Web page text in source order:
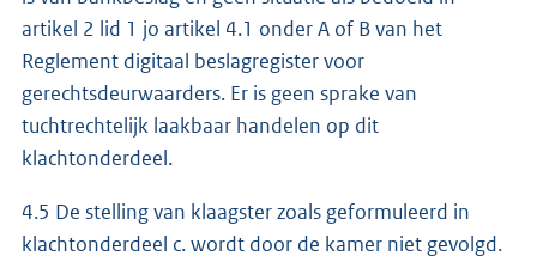
artikel 2 lid 1 jo artikel 4.1 onder A of B van het
Reglement digitaal beslagregister voor
gerechtsdeurwaarders. Er is geen sprake van
tuchtrechtelijk laakbaar handelen op dit
klachtonderdeel.
4.5 De stelling van klaagster zoals geformuleerd in
klachtonderdeel c. wordt door de kamer niet gevolgd.